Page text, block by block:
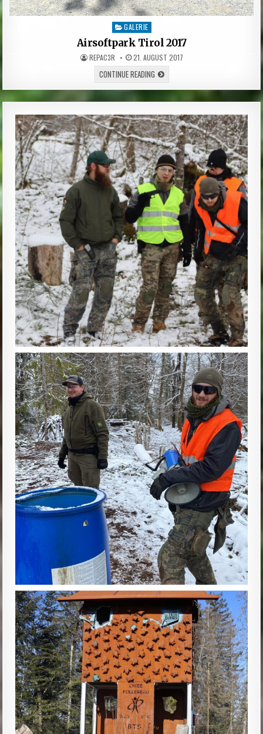
Posted
GALERIE
Airsoftpark Tirol 2017
AUTHOR:
REPAC3R PUBLISHED
DATE:
21. AUGUST 2017
CONTINUE READINGAIRSOFTPARK
TIROL
2017